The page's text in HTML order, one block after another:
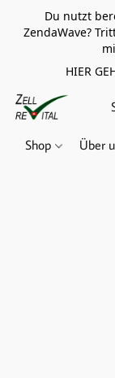
Du nutzt
ZendaWave?
HIER
Shop Über